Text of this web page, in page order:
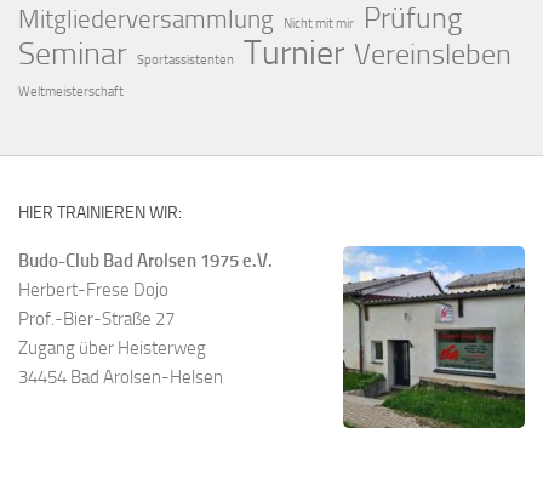
Mitgliederversammlung Nicht mit mir Prüfung
Seminar Sportassistenten Turnier Vereinsleben
Weltmeisterschaft
HIER TRAINIEREN WIR:
Budo-Club Bad Arolsen 1975 e.V.
Herbert-Frese Dojo
Prof.-Bier-Straße 27
Zugang über Heisterweg
34454 Bad Arolsen-Helsen